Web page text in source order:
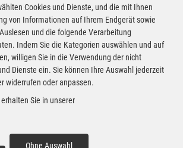
Cookies und Dienste, und die mit Ihnen
von Informationen auf Ihrem Endgerät sowie
und die folgende Verarbeitung
Indem Sie die Kategorien auswählen und auf
willigen Sie in die Verwendung der nicht
Dienste ein. Sie können Ihre Auswahl jederzeit
widerrufen oder anpassen.
Sie in unserer
Ohne Auswahl